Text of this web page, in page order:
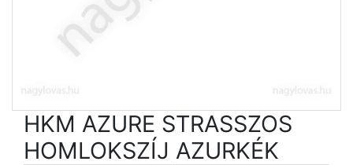
HKM AZURE STRASSZOS
HOMLOKSZÍJ AZURKÉK